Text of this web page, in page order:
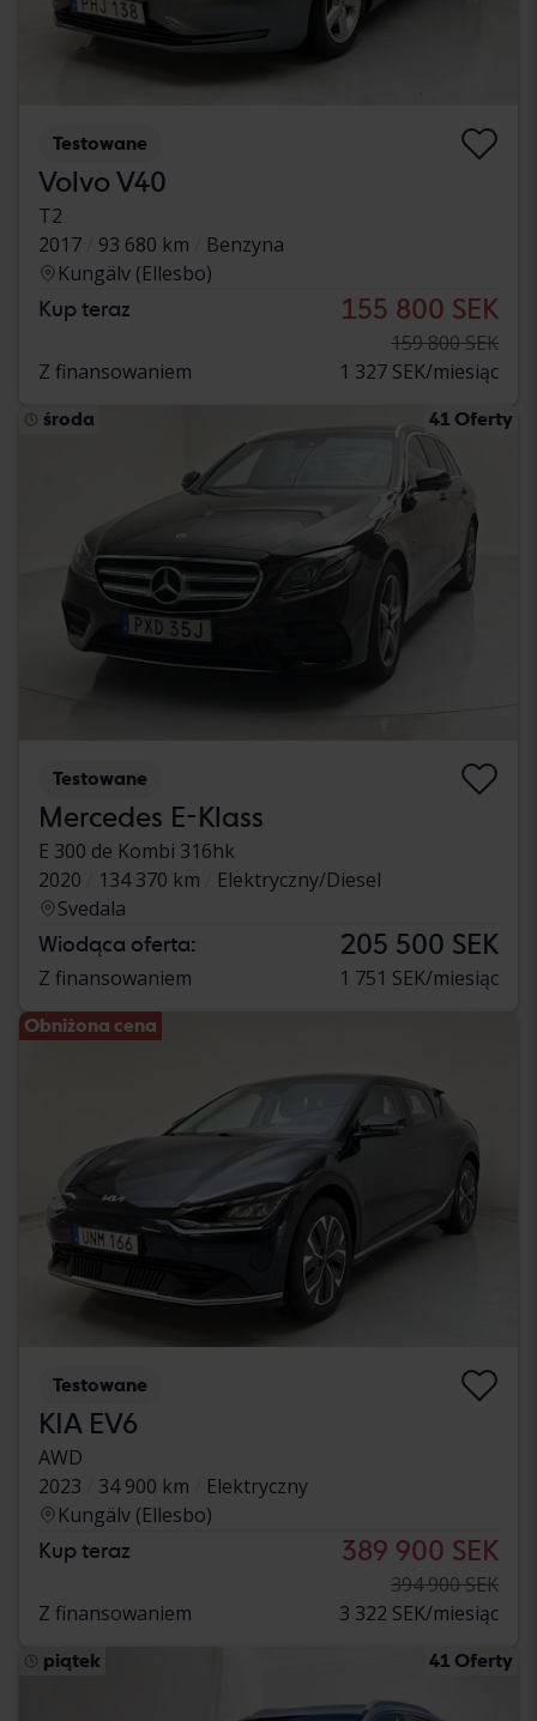
Testowane
Volvo V40
T2
2017
93 680 km
Benzyna
Kungälv (Ellesbo)
Kup teraz 155 800 SEK
159 800 SEK
Z finansowaniem
1 327 SEK/miesiąc
środa 41 Oferty
Testowane
Mercedes E-Klass
E 300 de Kombi 316hk
2020
134 370 km
Elektryczny/Diesel
Svedala
Wiodąca oferta: 205 500 SEK
Z finansowaniem 1 751 SEK/miesiąc
Obniżona cena
Testowane
KIA EV6
AWD
2023
34 900 km
Elektryczny
Kungälv (Ellesbo)
Kup teraz 389 900 SEK
394 900 SEK
Z finansowaniem
3 322 SEK/miesiąc
piątek 41 Oferty